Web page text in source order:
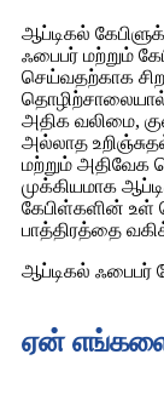
ஆப்டிகல்
ஃபைபர் மற்றும்
செய்வதற்காக
தொழிற்சாலையால்
அதிக வலிமை,
அல்லாத
மற்றும் அதிவேக
முக்கியமாக
கேபிள்களின் உள்
பாத்திரத்தை
ஆப்டிகல் ஃபைபர்
ஏன்